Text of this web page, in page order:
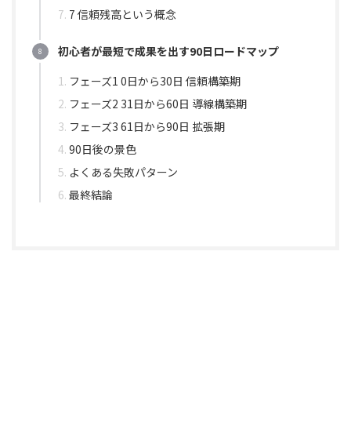
7 信頼残高という概念
初心者が最短で成果を出す90日ロードマップ
フェーズ1 0日から30日 信頼構築期
フェーズ2 31日から60日 導線構築期
フェーズ3 61日から90日 拡張期
90日後の景色
よくある失敗パターン
最終結論